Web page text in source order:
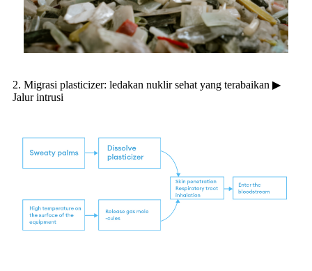
2. Migrasi plasticizer: ledakan nuklir sehat yang terabaikan ▶
Jalur intrusi